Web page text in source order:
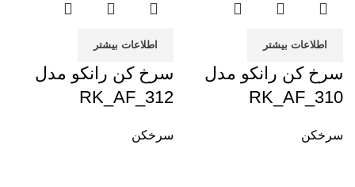
اطلاعات بیشتر
سرخ کن رانکو مدل
RK_AF_310
سرخکن
اطلاعات بیشتر
سرخ کن رانکو مدل
RK_AF_312
سرخکن